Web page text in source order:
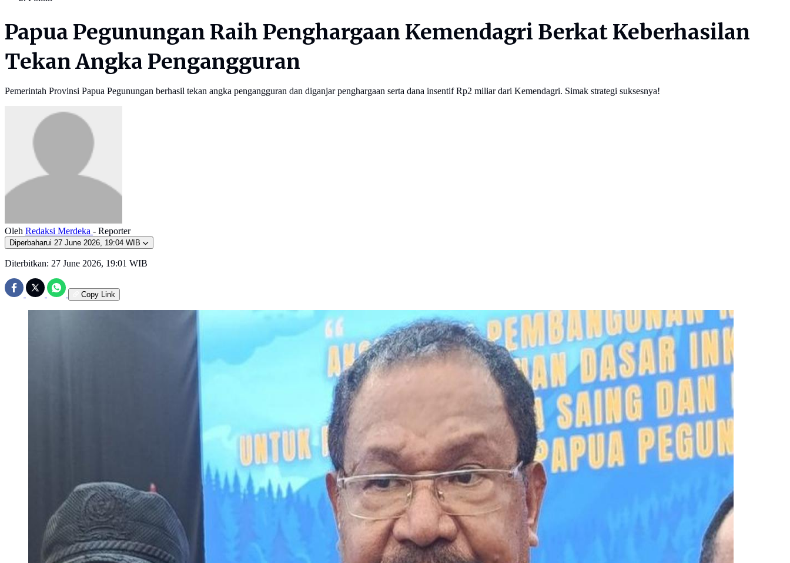
Papua Pegunungan Raih Penghargaan Kemendagri Berkat Keberhasilan
Tekan Angka Pengangguran
Pemerintah Provinsi Papua Pegunungan berhasil tekan angka pengangguran dan diganjar penghargaan serta dana insentif Rp2 miliar dari Kemendagri. Simak strategi suksesnya!
Oleh Redaksi Merdeka - Reporter
Diperbaharui 27 June 2026, 19:04 WIB
Diterbitkan: 27 June 2026, 19:01 WIB
Copy Link